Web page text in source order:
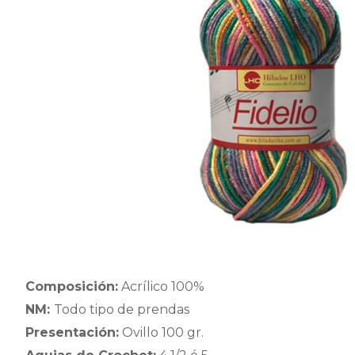
Composición: Acrílico 100%
NM: Todo tipo de prendas
Presentación: Ovillo 100 gr.